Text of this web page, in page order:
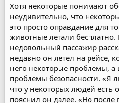
Хотя некоторые понимают
неудивительно, что
это просто оправдание для
животные летали бесплатно.
недовольный пассажир
недавно он летел на рейсе,
него некоторые проблемы,
проблемы безопасности. «Я
что у некоторых людей есть
пояснил он далее. «Но после